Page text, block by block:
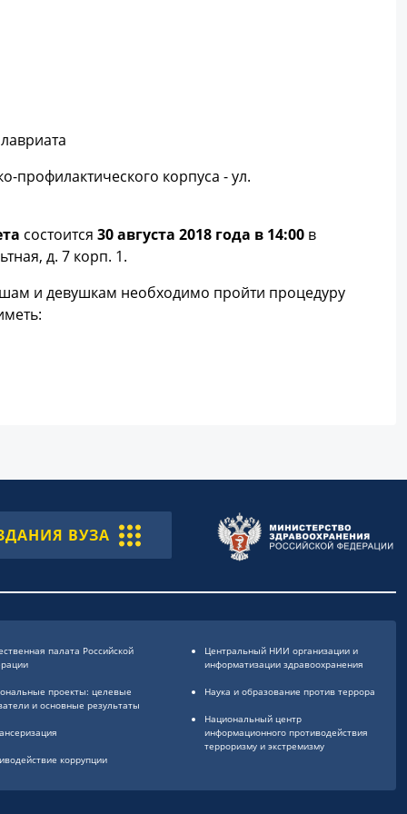
профилактического корпуса - ул.
состоится 30 августа 2018 года в 14:00 в
д. 7 корп. 1.
и девушкам необходимо пройти процедуру
ВУЗА
палата Российской
проекты: целевые
и основные результаты
коррупции
Центральный НИИ организации и
информатизации здравоохранения
Наука и образование против террора
Национальный центр
информационного противодействия
терроризму и экстремизму